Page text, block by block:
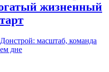
жизненный